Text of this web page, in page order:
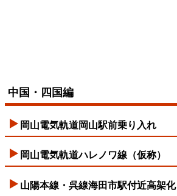
中国・四国編
岡山電気軌道岡山駅前乗り入れ
岡山電気軌道ハレノワ線（仮称）
山陽本線・呉線海田市駅付近高架化